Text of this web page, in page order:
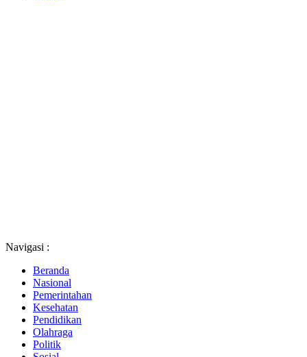
Navigasi :
Beranda
Nasional
Pemerintahan
Kesehatan
Pendidikan
Olahraga
Politik